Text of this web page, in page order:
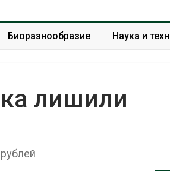
Биоразнообразие Наука и
лишили